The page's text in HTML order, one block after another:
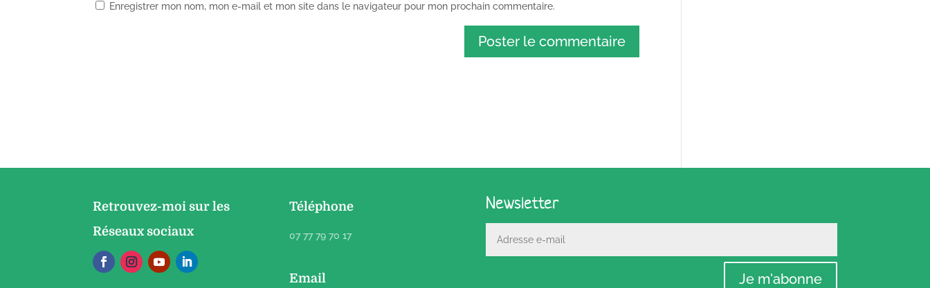
Enregistrer mon nom, mon e-mail et mon site dans le navigateur pour mon prochain commentaire.
Retrouvez-moi sur les
Réseaux sociaux
Téléphone
07 77 79 70 17
Email
Newsletter
Je m'abonne